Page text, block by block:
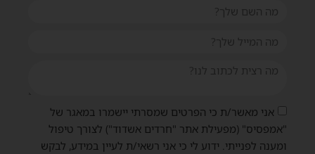
אני מאשר/ת כי הפרטים שמסרתי יישמרו במאגר של
"אמפסיס" (מפעילת אתר "חרדים אשדוד") לצורך טיפול
ומענה לפנייתי. ידוע לי כי אני רשאי/ת לעיין במידע, לבקש